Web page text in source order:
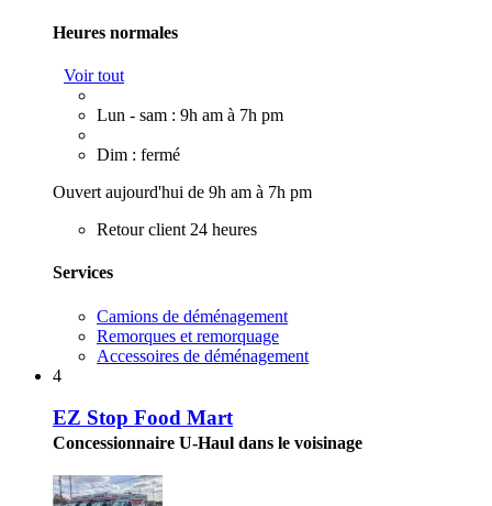
Heures normales
Voir tout
Lun - sam : 9h am à 7h pm
Dim : fermé
Ouvert aujourd'hui de 9h am à 7h pm
Retour client 24 heures
Services
Camions de déménagement
Remorques et remorquage
Accessoires de déménagement
4
EZ Stop Food Mart
Concessionnaire U-Haul dans le voisinage